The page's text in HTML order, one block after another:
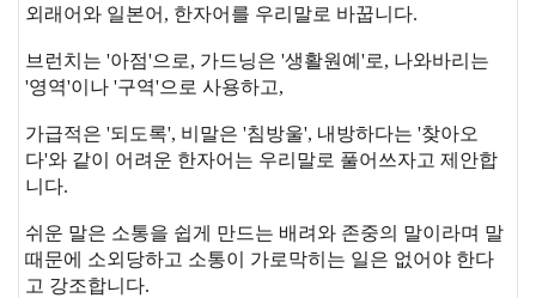
외래어와 일본어, 한자어를 우리말로 바꿉니다.
브런치는 '아점'으로, 가드닝은 '생활원예'로, 나와바리는
'영역'이나 '구역'으로 사용하고,
가급적은 '되도록', 비말은 '침방울', 내방하다는 '찾아오
다'와 같이 어려운 한자어는 우리말로 풀어쓰자고 제안합
니다.
쉬운 말은 소통을 쉽게 만드는 배려와 존중의 말이라며 말
때문에 소외당하고 소통이 가로막히는 일은 없어야 한다
고 강조합니다.